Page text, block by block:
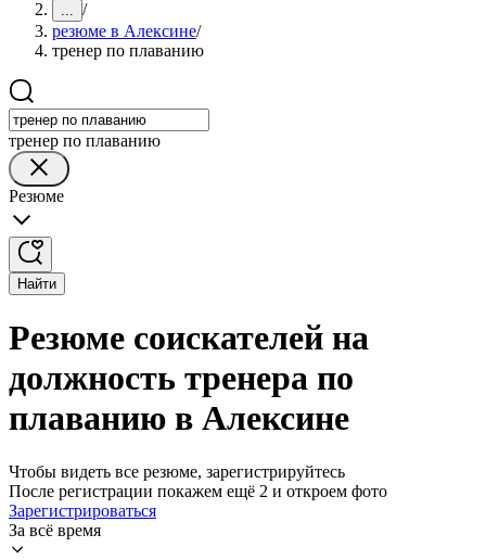
... /
резюме в Алексине/
тренер по плаванию
тренер по плаванию
Резюме
Найти
Резюме соискателей на
должность тренера по
плаванию в Алексине
Чтобы видеть все резюме, зарегистрируйтесь
После регистрации покажем ещё 2 и откроем фото
Зарегистрироваться
За всё время